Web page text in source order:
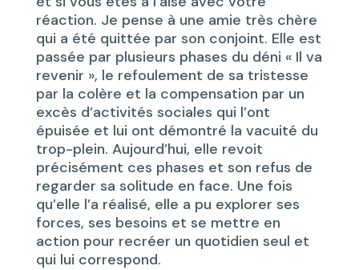
réaction. Je pense à une amie très chère
qui a été quittée par son conjoint. Elle est
passée par plusieurs phases du déni « Il va
revenir », le refoulement de sa tristesse
par la colère et la compensation par un
excès d’activités sociales qui l’ont
épuisée et lui ont démontré la vacuité du
trop-plein. Aujourd’hui, elle revoit
précisément ces phases et son refus de
regarder sa solitude en face. Une fois
qu’elle l’a réalisé, elle a pu explorer ses
forces, ses besoins et se mettre en
action pour recréer un quotidien seul et
qui lui correspond.